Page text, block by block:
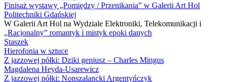
Finisaż wystawy „Pomiędzy / Przenikania” w Galerii Art Hol
Politechniki Gdańskiej
W Galerii Art Hol na Wydziale Elektroniki, Telekomunikacji i
„Racjonalny” romantyk i mistyk epoki danych
Staszek
Hierofonia w sztuce
Z jazzowej półki: Dziki geniusz – Charles Mingus
Magdalena Heyda-Usarewicz
Z jazzowej półki: Nonszalancki Argentyńczyk